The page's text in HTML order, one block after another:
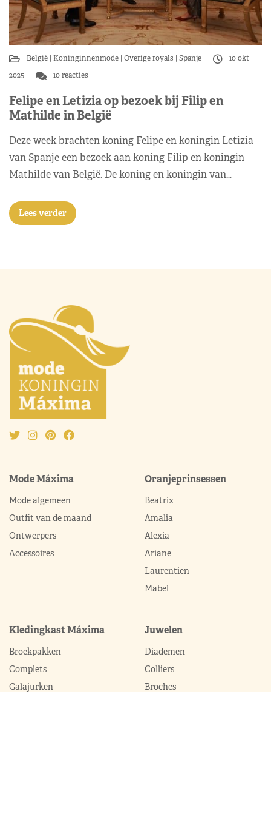
België Koninginnenmode Overige royals Spanje
10 okt
2025
10 reacties
Felipe en Letizia op bezoek bij Filip en
Mathilde in België
Deze week brachten koning Felipe en koningin Letizia
van Spanje een bezoek aan koning Filip en koningin
Mathilde van België. De koning en koningin van…
Lees verder
Mode Máxima
Mode algemeen
Outfit van de maand
Ontwerpers
Accessoires
Oranjeprinsessen
Beatrix
Amalia
Alexia
Ariane
Laurentien
Mabel
Kledingkast Máxima
Broekpakken
Complets
Galajurken
Juwelen
Diademen
Colliers
Broches